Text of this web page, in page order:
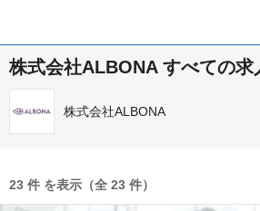
株式会社ALBONA すべての求
株式会社ALBONA
23 件 を表示（全 23 件）